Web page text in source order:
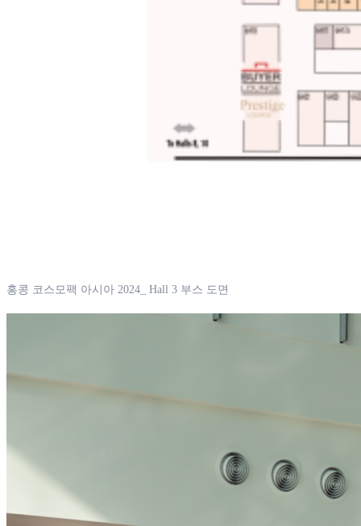
홍콩 코스모팩 아시아 2024_ Hall 3 부스 도면